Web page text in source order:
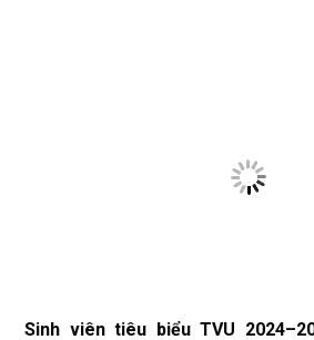
Sinh viên tiêu biểu TVU